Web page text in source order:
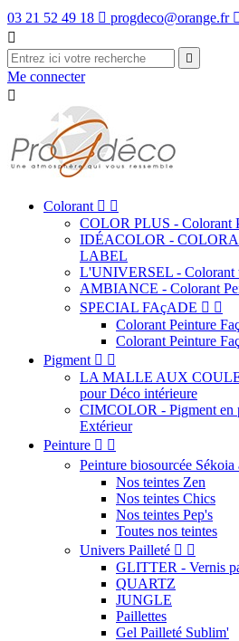
03 21 52 49 18  progdeco@orange.fr 


Me connecter

Colorant  
COLOR PLUS - Colorant
IDÉACOLOR -
LABEL
L'UNIVERSEL - Colorant
AMBIANCE - Colorant
SPECIAL FAçADE  
Colorant Peinture
Colorant Peinture
Pigment  
LA MALLE AUX
pour Déco intérieure
CIMCOLOR - Pigment en
Extérieur
Peinture  
Peinture biosourcée
Nos teintes Zen
Nos teintes Chics
Nos teintes Pep's
Toutes nos teintes
Univers Pailleté  
GLITTER - Vernis
QUARTZ
JUNGLE
Paillettes
Gel Pailleté Sublim'